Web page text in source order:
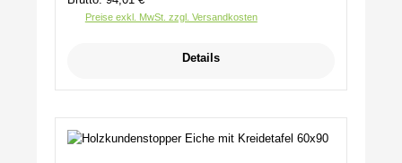
Preise exkl. MwSt. zzgl. Versandkosten
Details